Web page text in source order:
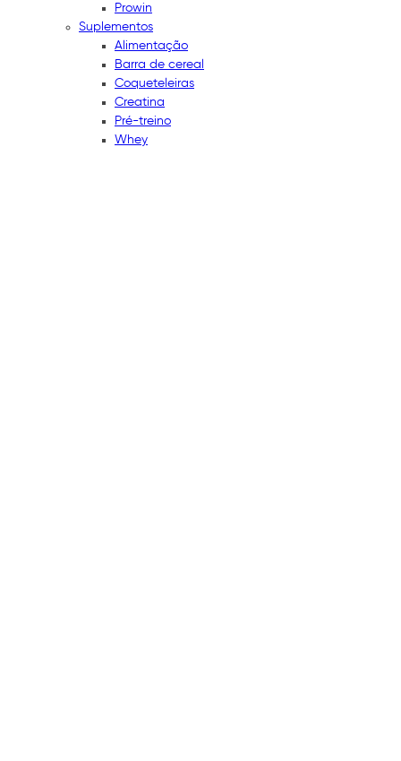
Prowin
Suplementos
Alimentação
Barra de cereal
Coqueteleiras
Creatina
Pré-treino
Whey